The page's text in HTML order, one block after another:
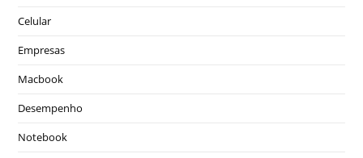
Celular
Empresas
Macbook
Desempenho
Notebook